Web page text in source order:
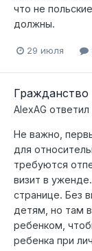
что не
должны.
29 июля
AlexAG ответил
Не важно,
для
требуются
визит в
странице. Без
детям, но там
ребенком,
ребенка при